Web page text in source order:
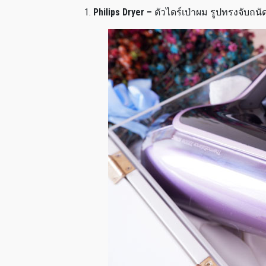
Philips Dryer – ตัวไดร์เป่าผม รูปทรงจับถนั